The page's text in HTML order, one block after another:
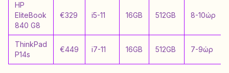
HP
EliteBook
840 G8
€329 i5-11 16GB 512GB 8-10ώρ
ThinkPad
P14s
€449 i7-11 16GB 512GB 7-9ώρ